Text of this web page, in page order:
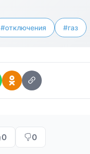
#отключения #газ
0 0